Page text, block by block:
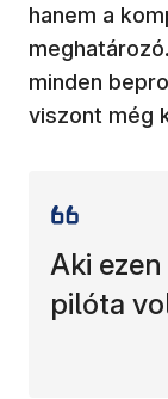
hanem a
minden
viszont még
Aki
pilóta